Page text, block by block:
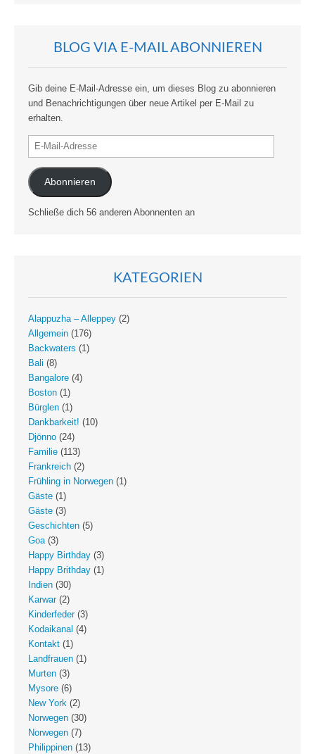
BLOG VIA E-MAIL ABONNIEREN
Gib deine E-Mail-Adresse ein, um dieses Blog zu abonnieren
und Benachrichtigungen über neue Artikel per E-Mail zu
erhalten.
E-
Mail-
Adresse
Abonnieren
Schließe dich 56 anderen Abonnenten an
KATEGORIEN
Alappuzha – Alleppey (2)
Allgemein (176)
Backwaters (1)
Bali (8)
Bangalore (4)
Boston (1)
Bürglen (1)
Dankbarkeit! (10)
Djönno (24)
Familie (113)
Frankreich (2)
Frühling in Norwegen (1)
Gäste (1)
Gäste (3)
Geschichten (5)
Goa(3)
Happy Birthday (3)
Happy Brithday (1)
Indien (30)
Karwar(2)
Kinderfeder(3)
Kodaikanal (4)
Kontakt (1)
Landfrauen (1)
Murten (3)
Mysore (6)
New York (2)
Norwegen (30)
Norwegen (7)
Philippinen (13)